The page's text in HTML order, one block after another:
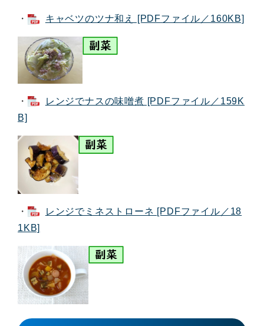
・ キャベツのツナ和え [PDFファイル／160KB]
・
レンジでナスの味噌煮 [PDFファイル／159K
B]
・
レンジでミネストローネ [PDFファイル／18
1KB]